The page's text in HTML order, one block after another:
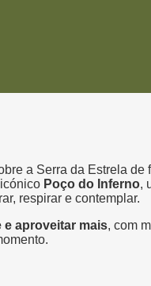
a Serra da Estrela
Poço do Inferno,
respirar e contemplar.
e aproveitar mais, com